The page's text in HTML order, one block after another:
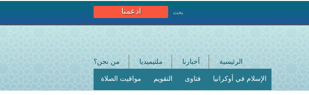
ادعمنا بحث
الرئيسية أخبارنا ملتيميديا من نحن؟
الإسلام في أوكرانيا فتاوى التقويم مواقيت الصلاة